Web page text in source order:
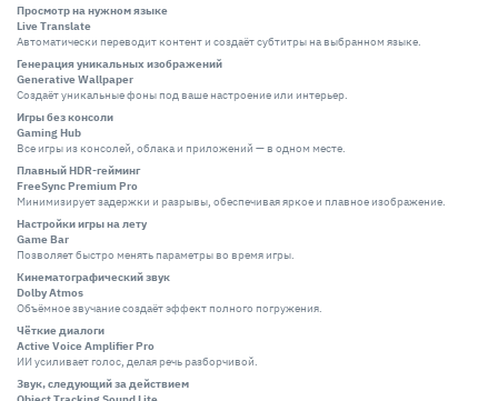
Просмотр на нужном языке
Live Translate
Автоматически переводит контент и создаёт субтитры на выбранном языке.
Генерация уникальных изображений
Generative Wallpaper
Создаёт уникальные фоны под ваше настроение или интерьер.
Игры без консоли
Gaming Hub
Все игры из консолей, облака и приложений — в одном месте.
Плавный HDR-гейминг
FreeSync Premium Pro
Минимизирует задержки и разрывы, обеспечивая яркое и плавное изображение.
Настройки игры на лету
Game Bar
Позволяет быстро менять параметры во время игры.
Кинематографический звук
Dolby Atmos
Объёмное звучание создаёт эффект полного погружения.
Чёткие диалоги
Active Voice Amplifier Pro
ИИ усиливает голос, делая речь разборчивой.
Звук, следующий за действием